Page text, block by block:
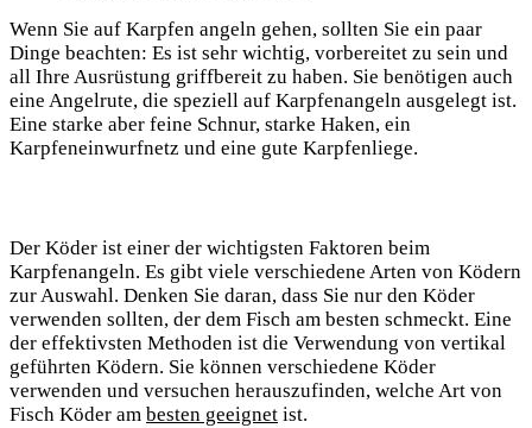
Wenn Sie auf Karpfen angeln gehen, sollten Sie ein paar
Dinge beachten: Es ist sehr wichtig, vorbereitet zu sein und
all Ihre Ausrüstung griffbereit zu haben. Sie benötigen auch
eine Angelrute, die speziell auf Karpfenangeln ausgelegt ist.
Eine starke aber feine Schnur, starke Haken, ein
Karpfeneinwurfnetz und eine gute Karpfenliege.
Der Köder ist einer der wichtigsten Faktoren beim
Karpfenangeln. Es gibt viele verschiedene Arten von Ködern
zur Auswahl. Denken Sie daran, dass Sie nur den Köder
verwenden sollten, der dem Fisch am besten schmeckt. Eine
der effektivsten Methoden ist die Verwendung von vertikal
geführten Ködern. Sie können verschiedene Köder
verwenden und versuchen herauszufinden, welche Art von
Fisch Köder am besten geeignet ist.